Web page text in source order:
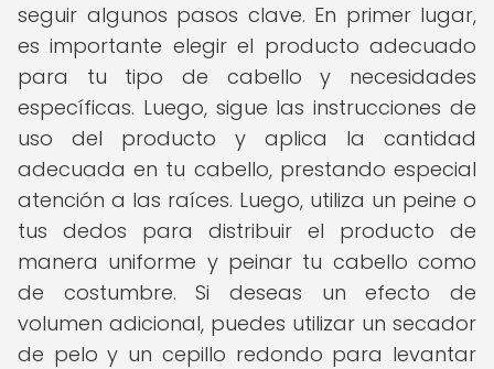
seguir algunos pasos clave. En primer lugar,
es importante elegir el producto adecuado
para tu tipo de cabello y necesidades
específicas. Luego, sigue las instrucciones de
uso del producto y aplica la cantidad
adecuada en tu cabello, prestando especial
atención a las raíces. Luego, utiliza un peine o
tus dedos para distribuir el producto de
manera uniforme y peinar tu cabello como
de costumbre. Si deseas un efecto de
volumen adicional, puedes utilizar un secador
de pelo y un cepillo redondo para levantar